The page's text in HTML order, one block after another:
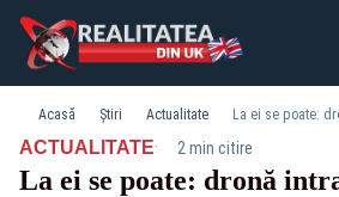
Acasă Știri Actualitate
ACTUALITATE· 2 min citire
La ei se poate: dronă